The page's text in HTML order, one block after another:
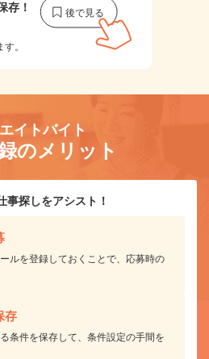
存！
。
イトバイト
のメリット
事探しをアシスト！
ルを登録しておくことで、応募時の
存
条件を保存して、条件設定の手間を